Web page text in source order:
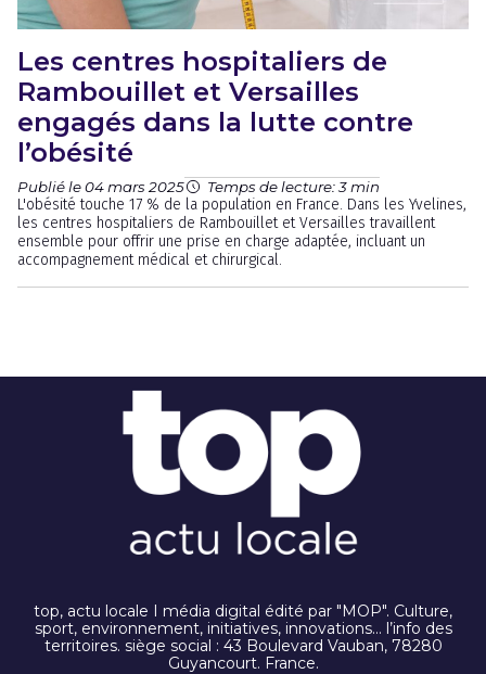
Les centres hospitaliers de
Rambouillet et Versailles
engagés dans la lutte contre
l’obésité
Publié le 04 mars 2025 Temps de lecture: 3 min
L'obésité touche 17 % de la population en France. Dans les Yvelines,
les centres hospitaliers de Rambouillet et Versailles travaillent
ensemble pour offrir une prise en charge adaptée, incluant un
accompagnement médical et chirurgical.
top, actu locale I média digital édité par "MOP". Culture,
sport, environnement, initiatives, innovations… l’info des
territoires. siège social : 43 Boulevard Vauban, 78280
Guyancourt. France.